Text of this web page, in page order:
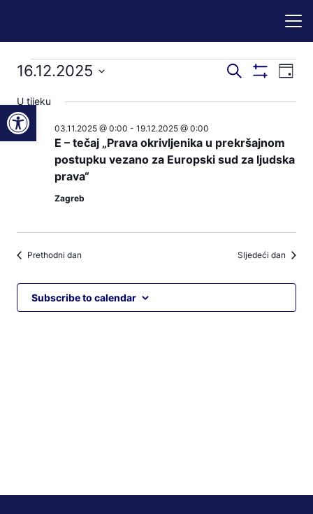
Događaji
for
16.12.2025
Događaji
pregleda
Pretraži Dan
16.12.2025
datum.
U tijeku
E – tečaj „Prava okrivljenika u prekršajnom
postupku vezano za Europski sud za ljudska
prava“
03.11.2025 @ 0:00 - 19.12.2025 @ 0:00
Zagreb
Prethodni dan Sljedeći dan
Subscribe to calendar
Open toolbar